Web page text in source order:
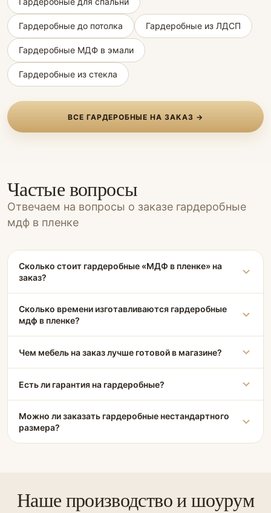
Гардеробные до потолка Гардеробные из ЛДСП
Гардеробные МДФ в эмали
Гардеробные из стекла
ВСЕ ГАРДЕРОБНЫЕ НА ЗАКАЗ →
Частые вопросы
Отвечаем на вопросы о заказе гардеробные
мдф в пленке
Сколько стоит гардеробные «МДФ в пленке» на
заказ?
Сколько времени изготавливаются гардеробные
мдф в пленке?
Чем мебель на заказ лучше готовой в магазине?
Есть ли гарантия на гардеробные?
Можно ли заказать гардеробные нестандартного
размера?
Наше производство и шоурум